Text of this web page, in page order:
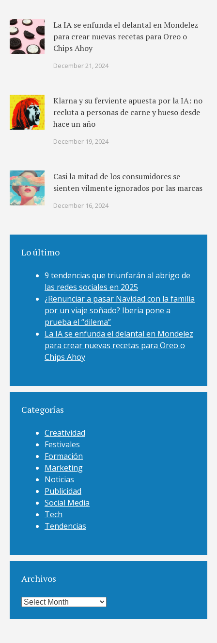
La IA se enfunda el delantal en Mondelez
para crear nuevas recetas para Oreo o
Chips Ahoy
December 21, 2024
Klarna y su ferviente apuesta por la IA: no
recluta a personas de carne y hueso desde
hace un año
December 19, 2024
Casi la mitad de los consumidores se
sienten vilmente ignorados por las marcas
December 16, 2024
Lo último
9 tendencias que triunfarán al abrigo de
las redes sociales en 2025
¿Renunciar a pasar Navidad con la familia
por un viaje soñado? Iberia pone a
prueba el “dilema”
La IA se enfunda el delantal en Mondelez
para crear nuevas recetas para Oreo o
Chips Ahoy
Categorías
Creatividad
Festivales
Formación
Marketing
Noticias
Publicidad
Social Media
Tech
Tendencias
Archivos
Archivos